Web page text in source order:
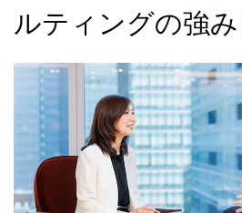
ルティングの強